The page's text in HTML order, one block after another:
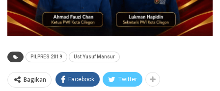
PILPRES 2019 Ust Yusuf Mansur
Bagikan Facebook Twitter